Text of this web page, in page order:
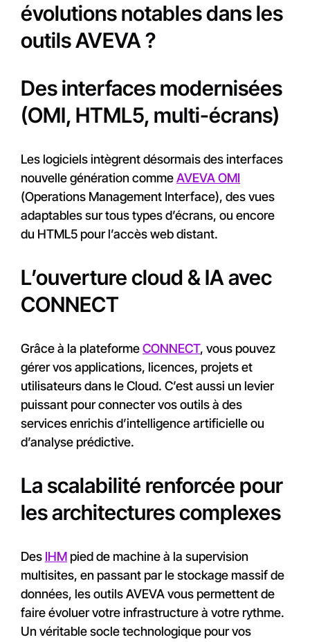
évolutions notables dans les
outils AVEVA ?
Des interfaces modernisées
(OMI, HTML5, multi-écrans)
Les logiciels intègrent désormais des interfaces
nouvelle génération commeAVEVA OMI
(Operations Management Interface), des vues
adaptables sur tous types d’écrans, ou encore
du HTML5 pour l’accès web distant.
L’ouverture cloud & IA avec
CONNECT
Grâce à la plateformeCONNECT, vous pouvez
gérer vos applications, licences, projets et
utilisateurs dans le Cloud. C’est aussi un levier
puissant pour connecter vos outils à des
services enrichis d’intelligence artificielle ou
d’analyse prédictive.
La scalabilité renforcée pour
les architectures complexes
Des IHM pied de machine à la supervision
multisites, en passant par le stockage massif de
données, les outils AVEVA vous permettent de
faire évoluer votre infrastructure à votre rythme.
Un véritable socle technologique pour vos